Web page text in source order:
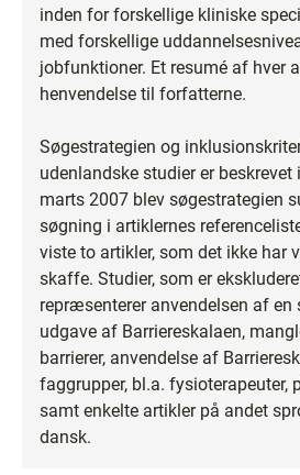
inden for forskellige kliniske
med forskellige
jobfunktioner. Et resumé af hver
henvendelse til forfatterne.
Søgestrategien og
udenlandske studier er
marts 2007 blev søgestrategien
søgning i artiklernes
viste to artikler, som det ikke har
skaffe. Studier, som er
repræsenterer anvendelsen af
udgave af Barriereskalaen,
barrierer, anvendelse af
faggrupper, bl.a. fysioterapeuter,
samt enkelte artikler på andet
dansk.